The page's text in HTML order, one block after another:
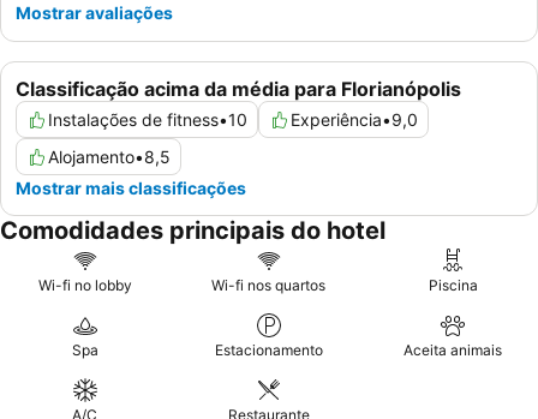
Classificação acima da média para Florianópolis
Instalações de fitness•10 Experiência•9,0
Alojamento•8,5
Mostrar mais classificações
Mostrar avaliações
Comodidades principais do hotel
Wi-fi no lobby Wi-fi nos quartos Piscina
Spa Estacionamento Aceita animais
A/C Restaurante